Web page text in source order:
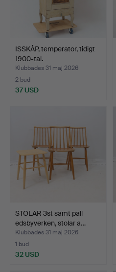
ISSKÅP, temperator, tidigt
1900-tal.
Klubbades 31 maj 2026
2 bud
37 USD
STOLAR 3st samt pall
edsbyverken, stolar a…
Klubbades 31 maj 2026
1 bud
32 USD